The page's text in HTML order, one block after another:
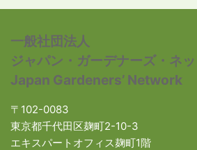
一般社団法人
ジャパン・ガーデナーズ・ネ
Japan Gardeners’ Network
〒102-0083
東京都千代田区麹町2-10-3
エキスパートオフィス麹町1階